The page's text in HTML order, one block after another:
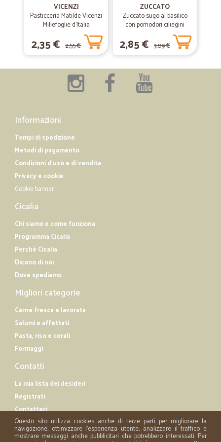
Tempismo perfetto!
Tempismo perfetto!
29/01/2019
—Elias F.
Nessun problema di rilevante importanza
VICENZI
Pasticceria Matilde Vicenzi
Millefoglie d'Italia
Classiche 125 gr.
2,35 € 2,55 €
ZUCCATO
Zuccato sugo al basilico
con pomodori ciliegini
interi freschi gr.370
2,85 € 3,09 €
Informazioni
Tempi di spedizione
Metodi di pagamento
Condizioni d'uso e di vendita
Privacy e cookie
Cookie banner
Cicalia
Chi siamo e come funziona
Programma Cicalia
Perché Cicalia
Dicono di noi
Dove spediamo
Migliori categorie
Carne fresca e lavorata
Salumi e affettati
Pasta, riso e cerali
Formaggi
Contatti
La mia lista dei desideri
Registrati
Contattaci
Questo sito utilizza cookies anche di terze parti per migliorare la
navigazione, ottimizzare l'esperienza utente, analizzare il traffico e
mostrare messaggi anche pubblicitari che potrebbero interessati. Per